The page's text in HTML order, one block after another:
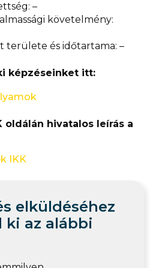
–
követelmény:
területe és időtartama: –
képzéseinket itt:
oldálán hivatalos leírás a
IKK
elküldéséhez
az alábbi